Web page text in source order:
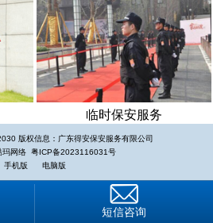
临时保安服务
版权信息：广东得安保安服务有限公司
玛网络 粤ICP备2023116031号
手机版
电脑版
短信咨询